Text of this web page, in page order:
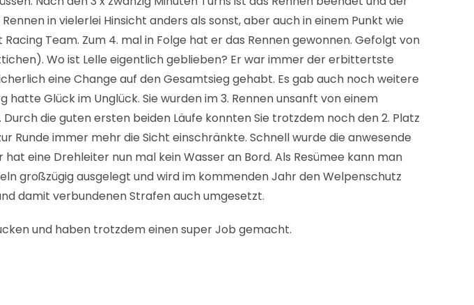
in vielerlei Hinsicht anders als sonst, aber auch in einem Punkt wie
Team. Zum 4. mal in Folge hat er das Rennen gewonnen. Gefolgt von
Wo ist Lelle eigentlich geblieben? Er war immer der erbittertste
eine Change auf den Gesamtsieg gehabt. Es gab auch noch weitere
Glück im Unglück. Sie wurden im 3. Rennen unsanft von einem
die guten ersten beiden Läufe konnten Sie trotzdem noch den 2. Platz
Runde immer mehr die Sicht einschränkte. Schnell wurde die anwesende
eine Drehleiter nun mal kein Wasser an Bord. Als Resümee kann man
großzügig ausgelegt und wird im kommenden Jahr den Welpenschutz
damit verbundenen Strafen auch umgesetzt.
und haben trotzdem einen super Job gemacht.